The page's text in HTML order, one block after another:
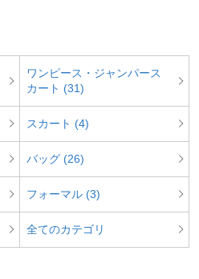
ワンピース・ジャンパース
カート (31)
スカート (4)
バッグ (26)
フォーマル (3)
全てのカテゴリ